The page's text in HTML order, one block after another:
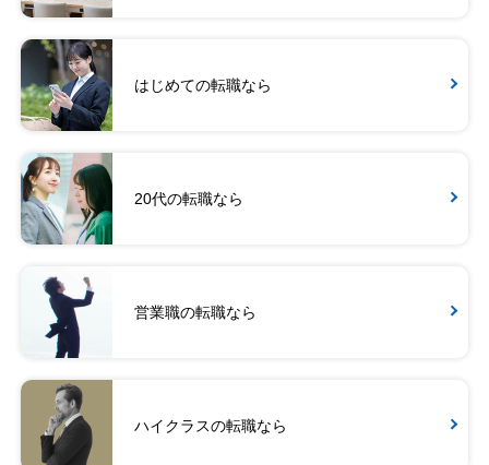
はじめての転職なら
20代の転職なら
営業職の転職なら
ハイクラスの転職なら